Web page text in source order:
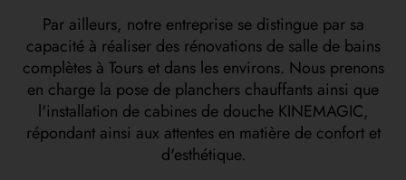
Par ailleurs, notre entreprise se distingue par sa
capacité à réaliser des rénovations de salle de bains
complètes à Tours et dans les environs. Nous prenons
en charge la pose de planchers chauffants ainsi que
l'installation de cabines de douche KINEMAGIC,
répondant ainsi aux attentes en matière de confort et
d'esthétique.